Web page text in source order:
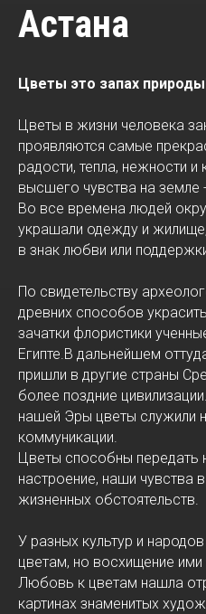
Астана
Цветы это запах
Цветы в жизни человека
проявляются самые
радости, тепла, нежности
высшего чувства на земле
Во все времена людей
украшали одежду и
в знак любви или
По свидетельству
древних способов
зачатки флористики
Египте.В дальнейшем
пришли в другие страны
более поздние
нашей Эры цветы служили
коммуникации.
Цветы способны передать
настроение, наши
жизненных обстоятельств.
У разных культур и
цветам, но восхищение ими
Любовь к цветам нашла
картинах знаменитых